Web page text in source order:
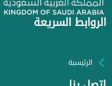
الروابط السريعة
الرئيسية